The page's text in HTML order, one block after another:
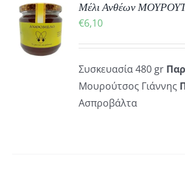
Μέλι Ανθέων
€6,10
Συσκευασία 480 gr
Μουρούτσος Γιάννης
Ασπροβάλτα